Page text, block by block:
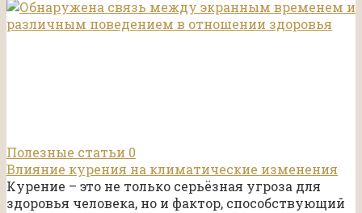
Полезные статьи 0
Влияние курения на климатические изменения
Курение – это не только серьёзная угроза для
здоровья человека, но и фактор, способствующий